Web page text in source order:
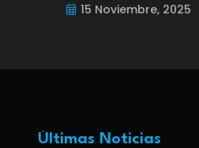
15 Noviembre, 2025
Últimas Noticias